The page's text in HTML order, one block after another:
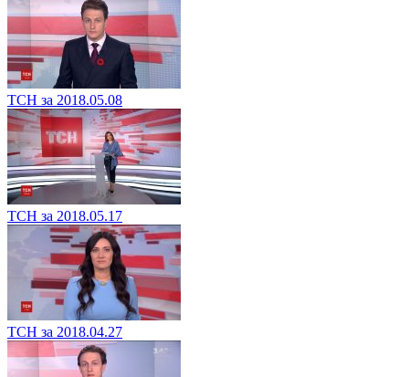
ТСН за 2018.05.08
ТСН за 2018.05.17
ТСН за 2018.04.27